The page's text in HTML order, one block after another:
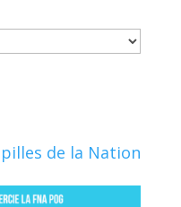
de la Nation